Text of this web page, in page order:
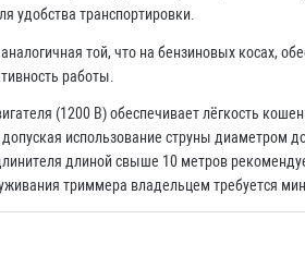
удобства транспортировки.
той, что на бензиновых косах,
работы.
(1200 В) обеспечивает лёгкость
использование струны диаметром
длиной свыше 10 метров
триммера владельцем требуется